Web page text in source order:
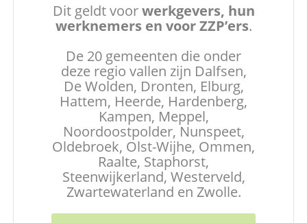
Dit geldt voorwerkgevers, hun
werknemers en voor ZZP’ers.
De 20 gemeenten die onder
deze regio vallen zijn Dalfsen,
De Wolden, Dronten, Elburg,
Hattem, Heerde, Hardenberg,
Kampen, Meppel,
Noordoostpolder, Nunspeet,
Oldebroek, Olst-Wijhe, Ommen,
Raalte, Staphorst,
Steenwijkerland, Westerveld,
Zwartewaterland en Zwolle.